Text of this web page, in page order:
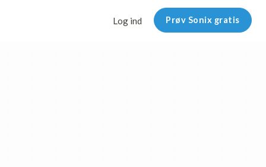
Log ind Prøv Sonix gratis